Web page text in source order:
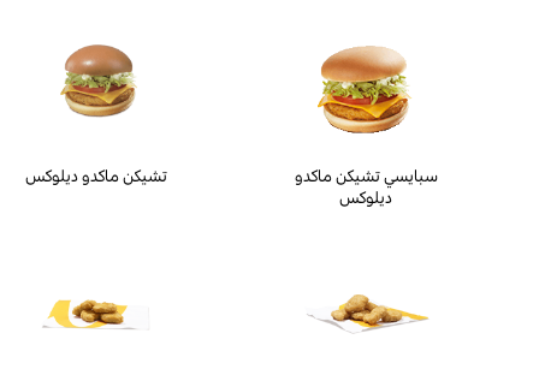
تشيكن ماكدو ديلوكس
سبايسي تشيكن ماكدو
ديلوكس